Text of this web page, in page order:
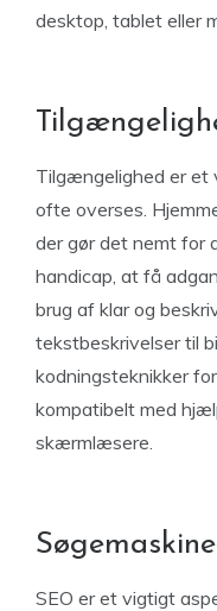
desktop, tablet eller
Tilgængelighed er et
ofte overses.
der gør det nemt for
handicap, at få
brug af klar og
tekstbeskrivelser til
kodningsteknikker
kompatibelt med
skærmlæsere.
SEO er et vigtigt